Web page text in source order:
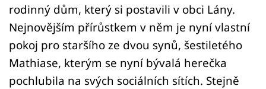
rodinný dům, který si postavili v obci Lány.
Nejnovějším přírůstkem v něm je nyní vlastní
pokoj pro staršího ze dvou synů, šestiletého
Mathiase, kterým se nyní bývalá herečka
pochlubila na svých sociálních sítích. Stejně